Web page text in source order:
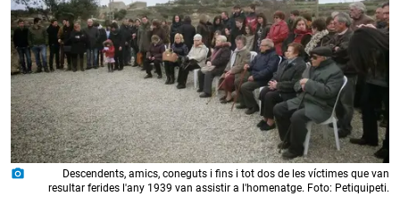
photo_camera
Descendents, amics, coneguts i fins i tot dos de les víctimes que van
resultar ferides l'any 1939 van assistir a l'homenatge. Foto: Petiquipeti.